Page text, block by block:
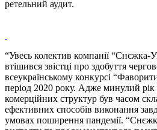
ретельний аудит.
“Увесь колектив компанії “Снєжка-
втішився звістці про здобуття
всеукраїнському конкурсі
період 2020 року. Адже минулий рік
комерційних структур був часом
ефективних способів виконання
умовах поширення пандемії.